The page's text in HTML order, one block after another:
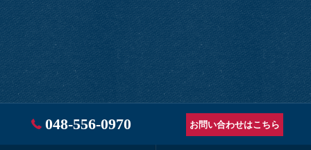
048-556-0970 お問い合わせはこちら